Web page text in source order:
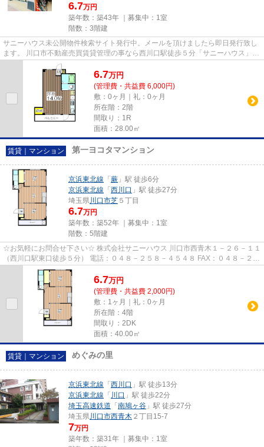
6.7万円
築年数：築43年 ｜募集中： 1室
階数：3階建
サニーハウス未公開物件検索サイト発行中。メールを頂けましたら即日発行致し
ます。 川口市不動産売買賃貸管理の事なら西川口駅徒歩５分「サニーハウス」へ
初期費用を抑えたいお客様...
6.7万円
(管理費・共益費 6,000円)
敷：0ヶ月｜礼：0ヶ月
所在階：2階
間取り：1R
面積：28.00㎡
賃貸｜マンション 第一ヨコタマンション
京浜東北線 「 蕨 」駅 徒歩6分
京浜東北線 「 西川口 」駅 徒歩27分
埼玉県川口市芝 ５丁目
6.7万円
築年数：築52年 ｜募集中： 1室
階数：5階建
☆お気軽にお問合せ下さい☆ 株式会社サニーハウス 川口市西青木１－２６－１１
（西川口駅東口徒歩５分） 電話：０４８－２５８－４５４８ FAX：０４８－２５
８－４５２８ MAIL：sales@s...
6.7万円
(管理費・共益費 2,000円)
敷：1ヶ月｜礼：0ヶ月
所在階：4階
間取り：2DK
面積：40.00㎡
賃貸｜マンション めぐみの里
京浜東北線 「 西川口 」駅 徒歩13分
京浜東北線 「 川口 」駅 徒歩22分
埼玉高速鉄道 「 南鳩ヶ谷 」駅 徒歩27分
埼玉県川口市西青木 ２丁目15-7
7万円
築年数：築31年 ｜募集中： 1室